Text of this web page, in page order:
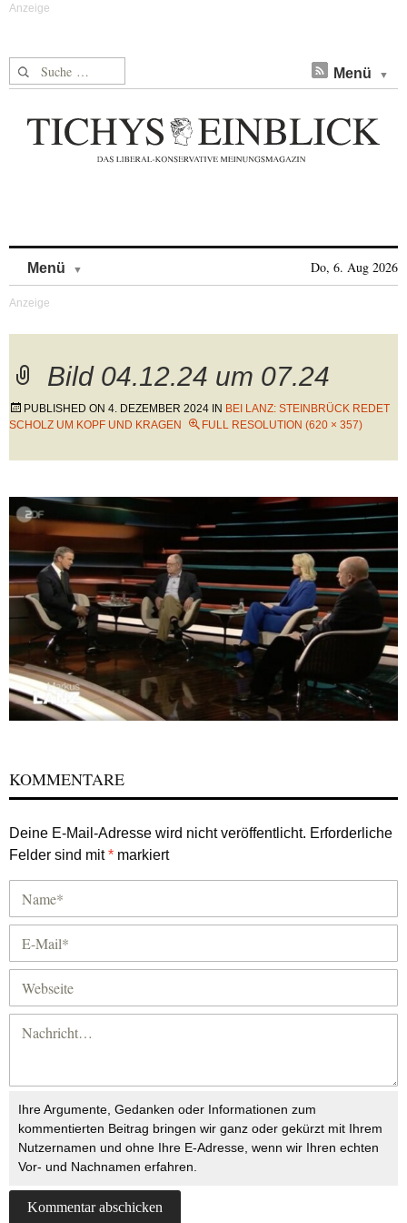
Suche nach: Menü
Menü Do, 6. Aug 2026
Bild 04.12.24 um 07.24
PUBLISHED ON 4. DEZEMBER 2024 IN BEI LANZ: STEINBRÜCK REDET
SCHOLZ UM KOPF UND KRAGEN
FULL RESOLUTION (620 × 357)
KOMMENTARE
Deine E-Mail-Adresse wird nicht veröffentlicht. Erforderliche
Felder sind mit* markiert
Ihre Argumente, Gedanken oder Informationen zum
kommentierten Beitrag bringen wir ganz oder gekürzt mit Ihrem
Nutzernamen und ohne Ihre E-Adresse, wenn wir Ihren echten
Vor- und Nachnamen erfahren.